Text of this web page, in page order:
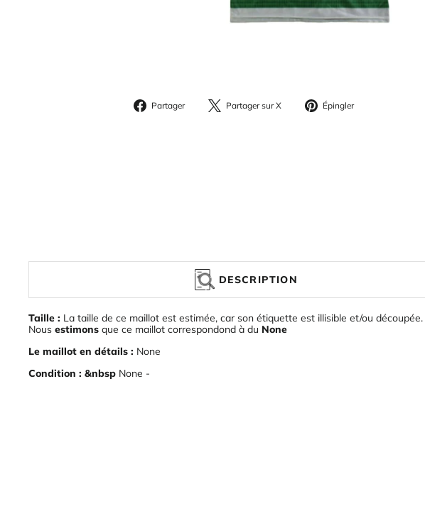
Partager
Partager
sur
Partager sur X
PartagerÉpingler
DESCRIPTION
Taille : La taille de ce maillot est estimée, car son étiquette est illisible et/ou découpée.
Nous estimons que ce maillot correspondond à du None
Le maillot en détails : None
Condition : &nbsp None -